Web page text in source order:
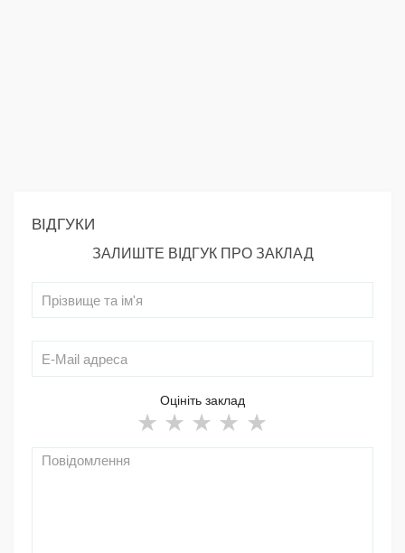
ВІДГУКИ
ЗАЛИШТЕ ВІДГУК ПРО ЗАКЛАД
Оцініть заклад